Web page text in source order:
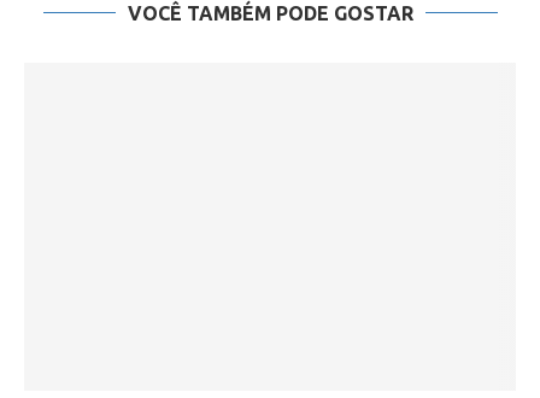
VOCÊ TAMBÉM PODE GOSTAR